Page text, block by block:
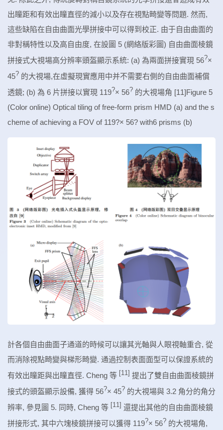
出瞳距和有效出瞳直徑的減小以及存在視點畸變等問題. 然而,
這些缺陷在自由曲面光學拼接中可以得到校正. 由于自由曲面的
非對稱特性以及高自由度, 在設圖 5 (網絡版彩圖) 自由曲面棱鏡
拼接式大視場高分辨率頭盔顯示系統: (a) 為兩面拼接實現 56?×
45? 的大視場,在虛擬現實應用中并不需要右側的自由曲面補償
透鏡; (b) 為 6 片拼接以實現 119?× 56? 的大視場角 [11]Figure 5
(Color online) Optical tiling of free-form prism HMD (a) and the s
cheme of achieving a FOV of 119?× 56? with6 prisms (b)
計各個自由曲面子通道的時候可以讓其光軸與人眼視軸重合, 從
而消除視點畸變與梯形畸變. 通過控制表面面型可以保證系統的
有效出瞳距與出瞳直徑. Cheng 等
[11] 提出了雙自由曲面棱鏡拼
接式的頭盔顯示設備, 獲得 56?× 45? 的大視場與 3.2 角分的角分
辨率, 參見圖 5. 同時, Cheng 等 [11] 還提出其他的自由曲面棱鏡
拼接形式, 其中六塊棱鏡拼接可以獲得 119?× 56? 的大視場角,